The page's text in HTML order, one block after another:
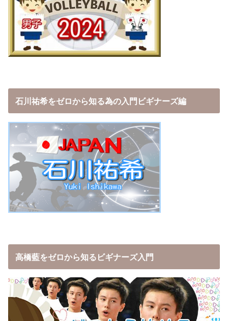
石川祐希をゼロから知る為の入門ビギナーズ編
高橋藍をゼロから知るビギナーズ入門